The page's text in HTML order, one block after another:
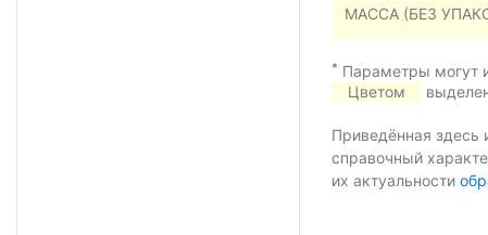
МАССА (БЕЗ
* Параметры могут
Цветом
Приведённая здесь
справочный
их актуальности